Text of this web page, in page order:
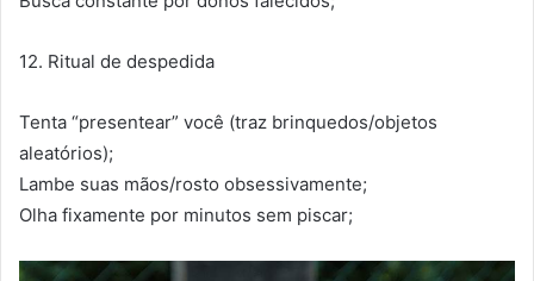
12. Ritual de despedida
Tenta “presentear” você (traz brinquedos/objetos
aleatórios);
Lambe suas mãos/rosto obsessivamente;
Olha fixamente por minutos sem piscar;